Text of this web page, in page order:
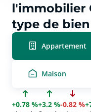
l'immobilier
type de bien
Appartement
Maison
+0.78 %+3.2 %-0.82 %